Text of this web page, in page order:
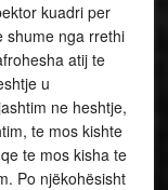
kuadri per
shume nga rrethi
atij te
u
ne heshtje,
te mos kishte
te mos kisha te
Po njëkohësisht